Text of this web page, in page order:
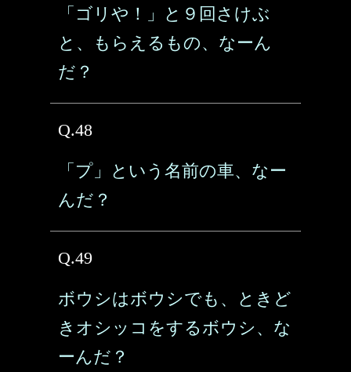
「ゴリや！」と９回さけぶ
と、もらえるもの、なーん
だ？
Q.48
「プ」という名前の車、なー
んだ？
Q.49
ボウシはボウシでも、ときど
きオシッコをするボウシ、な
ーんだ？